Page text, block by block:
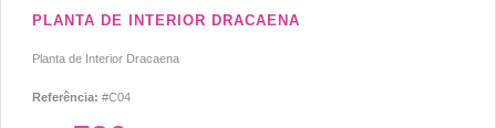
PLANTA DE INTERIOR DRACAENA
Planta de Interior Dracaena
Referência: #C04